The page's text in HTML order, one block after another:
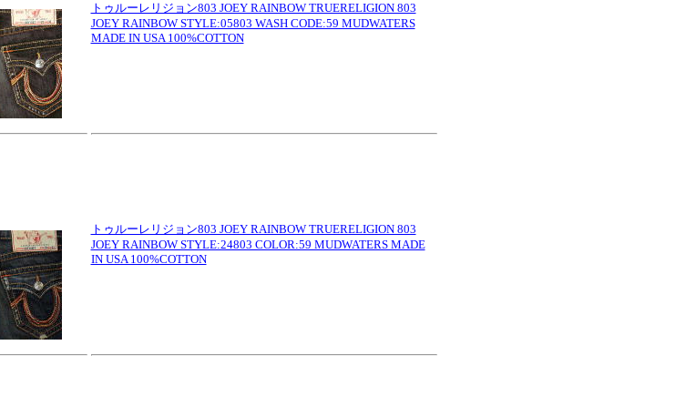
トゥルーレリジョン803 JOEY RAINBOW TRUERELIGION 803
JOEY RAINBOW STYLE:05803 WASH CODE:59 MUDWATERS
MADE IN USA 100%COTTON
トゥルーレリジョン803 JOEY RAINBOW TRUERELIGION 803
JOEY RAINBOW STYLE:24803 COLOR:59 MUDWATERS MADE
IN USA 100%COTTON